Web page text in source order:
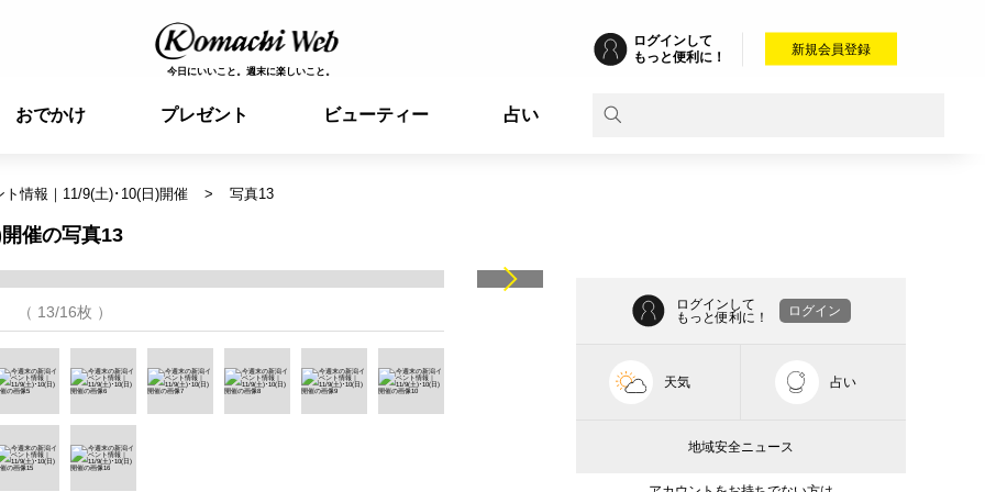
今日にいいこと。週末に楽しいこと。
ログインして
もっと便利に！
新規会員登録
おでかけ プレゼント ビューティー 占い
情報｜11/9(土)･10(日)開催 写真13
催の写真13
（ 13/16枚 ）
ログインして
もっと便利に！
ログイン
天気 占い
地域安全ニュース